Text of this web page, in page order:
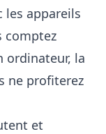
les appareils
comptez
ordinateur, la
ne profiterez
et